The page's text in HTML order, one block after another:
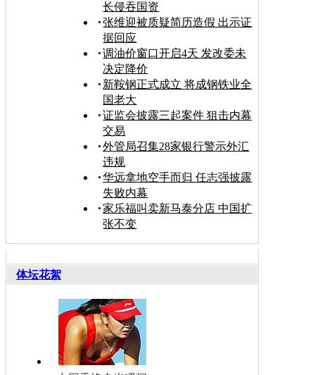
长侵吞国资
张维迎被质疑简历造假 出示证
据回应
调油价窗口开启4天 发改委未
决定降价
新鞍钢正式成立 将成钢铁业全
国老大
证监会披露三起案件 狙击内幕
交易
外管局召集28家银行警示外汇
违规
华远拿地空手而归 任志强披露
失败内幕
家乐福叫卖新马泰分店 中国扩
张不变
体坛花絮